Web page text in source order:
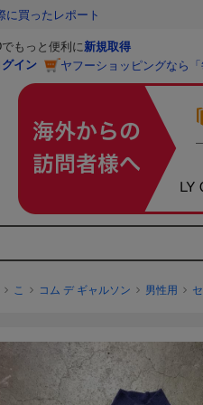
に買ったレポート
でもっと便利に新規取得
グイン
ヤフーショッピングなら
こ コム デ ギャルソン 男性用